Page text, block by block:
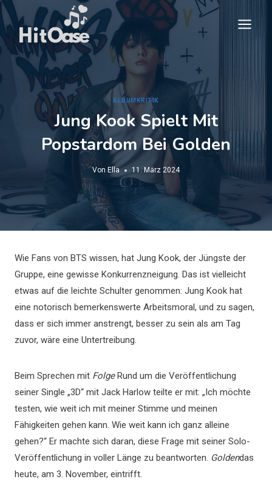
Zum
Inhalt
springen
ALBUMKRITIK
Jung Kook Spielt Mit
Popstardom Bei Golden
Von Ella 11. März 2024
Wie Fans von BTS wissen, hat Jung Kook, der Jüngste der
Gruppe, eine gewisse Konkurrenzneigung. Das ist vielleicht
etwas auf die leichte Schulter genommen: Jung Kook hat
eine notorisch bemerkenswerte Arbeitsmoral, und zu sagen,
dass er sich immer anstrengt, besser zu sein als am Tag
zuvor, wäre eine Untertreibung.
Beim Sprechen mit FolgeRund um die Veröffentlichung
seiner Single „3D“ mit Jack Harlow teilte er mit: „Ich möchte
testen, wie weit ich mit meiner Stimme und meinen
Fähigkeiten gehen kann. Wie weit kann ich ganz alleine
gehen?“ Er machte sich daran, diese Frage mit seiner Solo-
Veröffentlichung in voller Länge zu beantworten. Goldendas
heute, am 3. November, eintrifft.